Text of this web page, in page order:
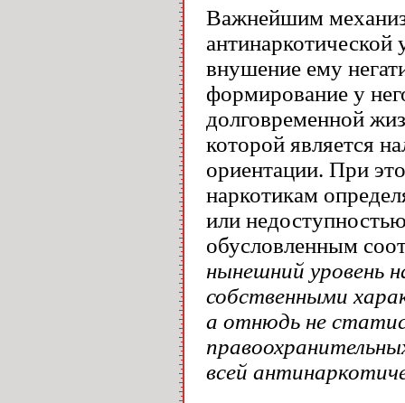
Важнейшим
антинаркотической
внушение ему
формирование у
долговременной
которой является
ориентации. При
наркотикам
или
обусловленным
нынешний уровень
собственными
а отнюдь не
всей